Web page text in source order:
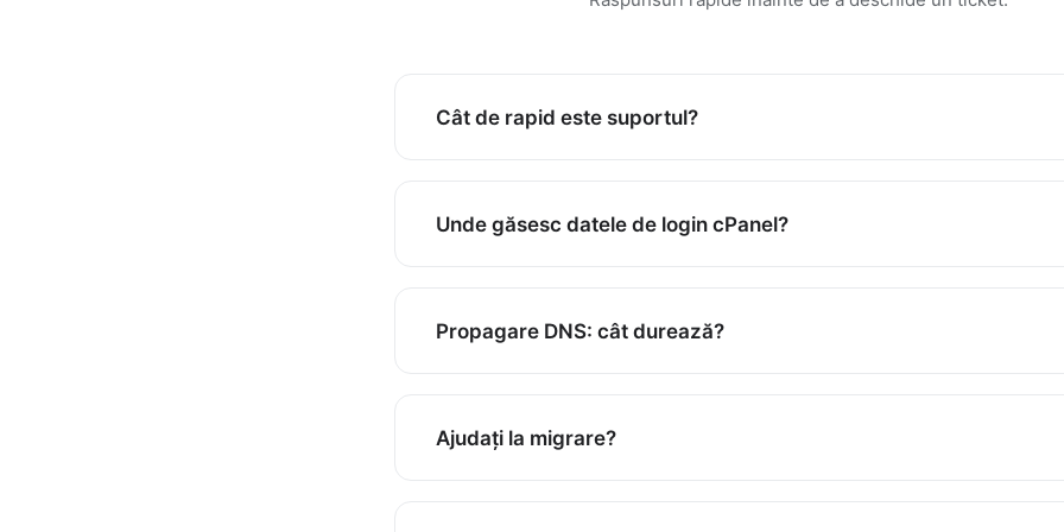
Cât de rapid este suportul?
Verificați
Baza de cunoștințepentru răspunsuri instantanee.
Unde găsesc datele de login cPanel?
Ghid cPanel de bază
pentru mai multe.
Propagare DNS: cât durează?
nameserverelor sau DNS, lăsați timp pentru propagare.
detalii.
Ajudați la migrare?